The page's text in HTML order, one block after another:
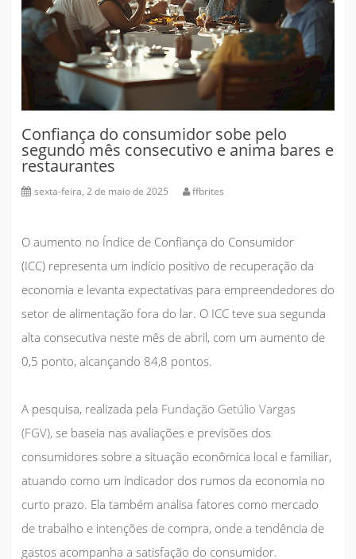
Confiança do consumidor sobe pelo
segundo mês consecutivo e anima bares e
restaurantes
sexta-feira, 2 de maio de 2025 ffbrites
O aumento no Índice de Confiança do Consumidor
(ICC) representa um indício positivo de recuperação da
economia e levanta expectativas para empreendedores do
setor de alimentação fora do lar. O ICC teve sua segunda
alta consecutiva neste mês de abril, com um aumento de
0,5 ponto, alcançando 84,8 pontos.
A pesquisa, realizada pela Fundação Getúlio Vargas
(FGV), se baseia nas avaliações e previsões dos
consumidores sobre a situação econômica local e familiar,
atuando como um indicador dos rumos da economia no
curto prazo. Ela também analisa fatores como mercado
de trabalho e intenções de compra, onde a tendência de
gastos acompanha a satisfação do consumidor.